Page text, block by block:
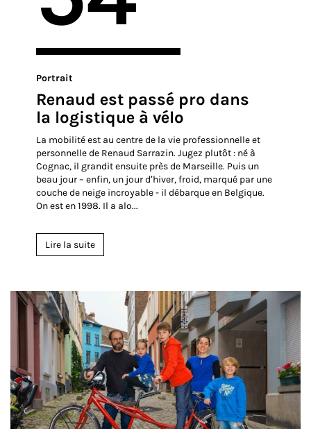
Portrait
Renaud est passé pro dans
la logistique à vélo
La mobilité est au centre de la vie professionnelle et
personnelle de Renaud Sarrazin. Jugez plutôt : né à
Cognac, il grandit ensuite près de Marseille. Puis un
beau jour – enfin, un jour d’hiver, froid, marqué par une
couche de neige incroyable - il débarque en Belgique.
On est en 1998. Il a alo...
Lire la suite